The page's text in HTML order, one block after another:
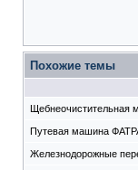
Похожие темы
Путевая машина
Железнодорожные